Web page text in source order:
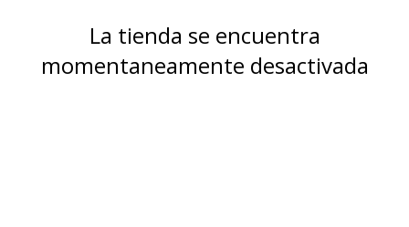
La tienda se encuentra
momentaneamente desactivada